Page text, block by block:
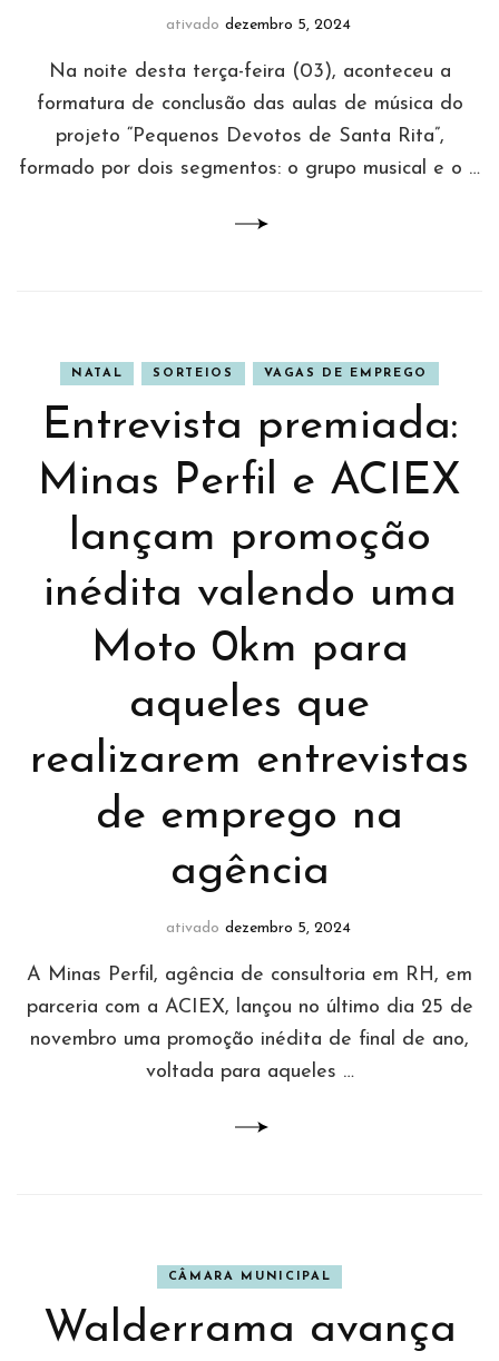
ativado dezembro 5, 2024
Na noite desta terça-feira (03), aconteceu a
formatura de conclusão das aulas de música do
projeto “Pequenos Devotos de Santa Rita”,
formado por dois segmentos: o grupo musical e o …
NATAL SORTEIOS VAGAS DE EMPREGO
Entrevista premiada:
Minas Perfil e ACIEX
lançam promoção
inédita valendo uma
Moto 0km para
aqueles que
realizarem entrevistas
de emprego na
agência
ativado dezembro 5, 2024
A Minas Perfil, agência de consultoria em RH, em
parceria com a ACIEX, lançou no último dia 25 de
novembro uma promoção inédita de final de ano,
voltada para aqueles …
CÂMARA MUNICIPAL
Walderrama avança